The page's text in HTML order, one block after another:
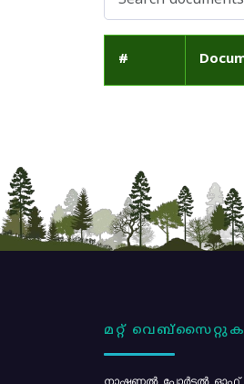
#
മറ്റ്
നാഷണൽ പോർട്ടൽ ഓഫ്